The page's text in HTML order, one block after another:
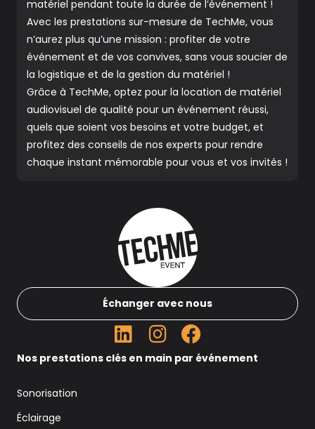
matériel pendant toute la durée de l’événement !
Avec les prestations sur-mesure de TechMe, vous
n’aurez plus qu’une mission : profiter de votre
événement et de vos convives, sans vous soucier de
la logistique et de la gestion du matériel !
Grâce à TechMe, optez pour la location de matériel
audiovisuel de qualité pour un événement réussi,
quels que soient vos besoins et votre budget, et
profitez des conseils de nos experts pour rendre
chaque instant mémorable pour vous et vos invités !
Échanger avec nous
Nos prestations clés en main par événement
Sonorisation
Éclairage